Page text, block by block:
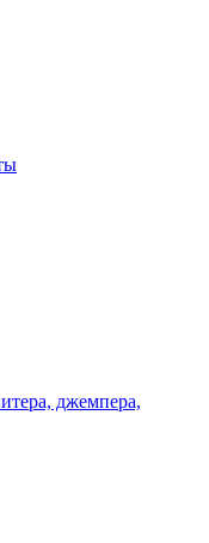
джемпера,